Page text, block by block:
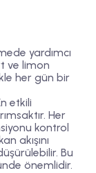
yardımcı
ve limon
her gün bir
etkili
Her
kontrol
akışını
Bu
önemlidir.